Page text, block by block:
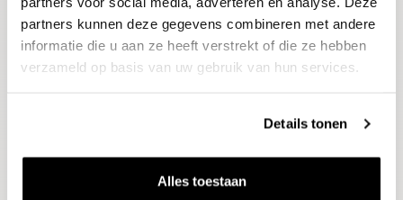
partners kunnen deze gegevens combineren met andere
informatie die u aan ze heeft verstrekt of die ze hebben
verzameld op basis van uw gebruik van hun services.
Details tonen
Alles toestaan
Alle proeverijen